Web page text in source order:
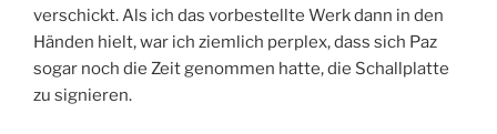
verschickt. Als ich das vorbestellte Werk dann in den
Händen hielt, war ich ziemlich perplex, dass sich Paz
sogar noch die Zeit genommen hatte, die Schallplatte
zu signieren.